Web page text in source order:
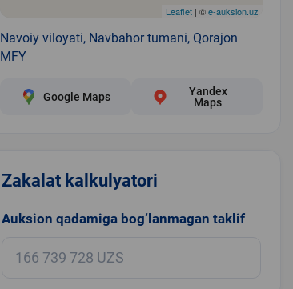
Leaflet| ©e-auksion.uz
Navoiy viloyati, Navbahor tumani, Qorajon
MFY
Google Maps
Yandex
Maps
Zakalat kalkulyatori
Auksion qadamiga bog‘lanmagan taklif